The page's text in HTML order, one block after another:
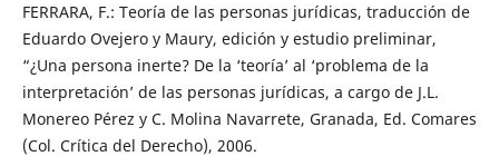
FERRARA, F.: Teoría de las personas jurídicas, traducción de
Eduardo Ovejero y Maury, edición y estudio preliminar,
“¿Una persona inerte? De la ‘teoría’ al ‘problema de la
interpretación’ de las personas jurídicas, a cargo de J.L.
Monereo Pérez y C. Molina Navarrete, Granada, Ed. Comares
(Col. Crítica del Derecho), 2006.